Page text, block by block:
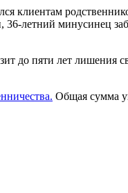
клиентам
36-летний минусинец
до пяти лет
Общая сумма